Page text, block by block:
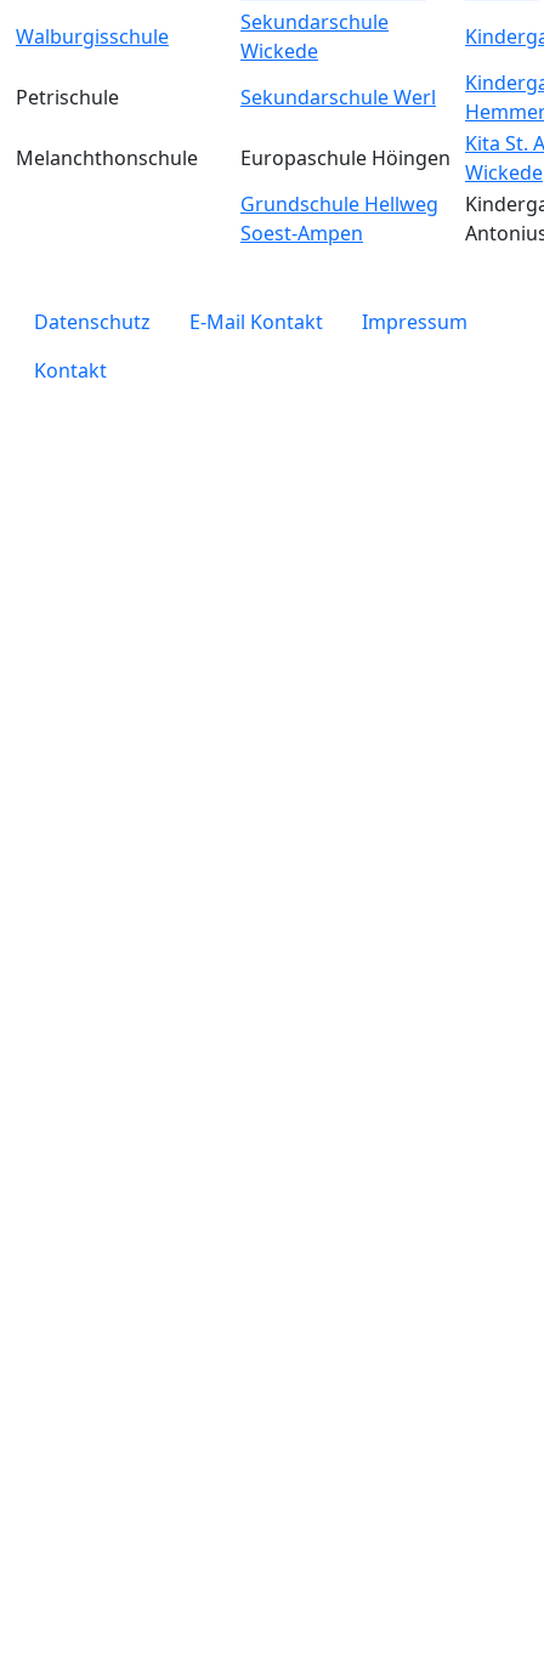
Walburgisschule
Sekundarschule
Wickede
Petrischule Sekundarschule Werl
Melanchthonschule
Europaschule Höingen
Kita St.
Wickede
Grundschule Hellweg
Soest-Ampen
legals
Datenschutz E-Mail Kontakt
Impressum
Kontakt